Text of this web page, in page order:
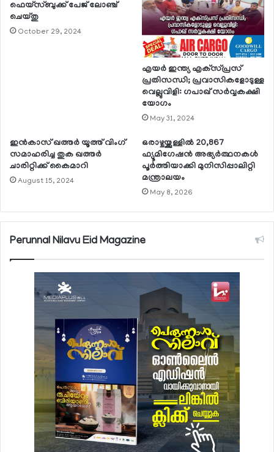
ഫെയ്‌സ്ബുക്ക് പേജ് ലോഞ്ച്
ചെയ്തു
October 29, 2024
എയര്‍ ഇന്ത്യ എക്‌സ്പ്രസ്
പ്രതിസന്ധി; പ്രവാസികളോടുള്ള
വെല്ലുവിളി: ഗപാഖ് സര്‍വ്വകക്ഷി
യോഗം
May 31, 2024
ഇന്‍കാസ് ഖത്തര്‍ യൂത്ത് വിംഗ്
സമാഹരിച്ച തുക ഖത്തര്‍
ചാരിറ്റിക്ക് കൈമാറി
August 15, 2024
ഒരാഴ്ചയ്ക്കുള്ളില്‍ 20,867
ഫ്യൂമിഗേഷന്‍ അഭ്യര്‍ത്ഥനകള്‍
പൂര്‍ത്തിയാക്കി മുനിസിപ്പാലിറ്റി
മന്ത്രാലയം
May 8, 2026
Perunnal Nilavu Eid Magazine